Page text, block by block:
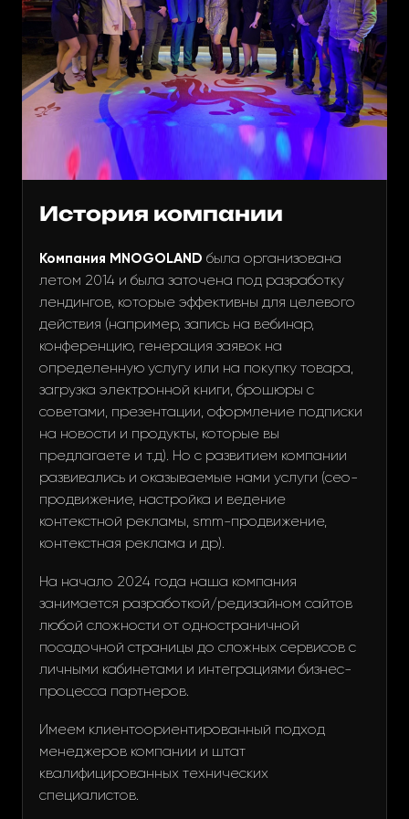
История компании
Компания MNOGOLAND была организована
летом 2014 и была заточена под разработку
лендингов, которые эффективны для целевого
действия (например, запись на вебинар,
конференцию, генерация заявок на
определенную услугу или на покупку товара,
загрузка электронной книги, брошюры с
советами, презентации, оформление подписки
на новости и продукты, которые вы
предлагаете и т.д). Но с развитием компании
развивались и оказываемые нами услуги (сео-
продвижение, настройка и ведение
контекстной рекламы, smm-продвижение,
контекстная реклама и др).
На начало 2024 года наша компания
занимается разработкой/редизайном сайтов
любой сложности от одностраничной
посадочной страницы до сложных сервисов с
личными кабинетами и интеграциями бизнес-
процесса партнеров.
Имеем клиентоориентированный подход
менеджеров компании и штат
квалифицированных технических
специалистов.